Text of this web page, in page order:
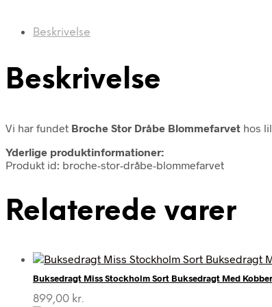
Beskrivelse
Beskrivelse
Vi har fundet Broche Stor Dråbe Blommefarvet hos
Yderlige produktinformationer:
Produkt id: broche-stor-dråbe-blommefarvet
Relaterede varer
Buksedragt Miss Stockholm Sort Buksedragt Med
899,00 kr.